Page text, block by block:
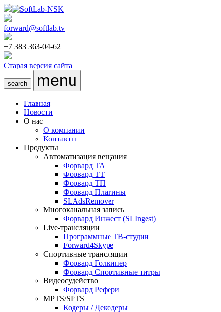
forward@softlab.tv
+7 383 363-04-62
Старая версия сайта
search menu
Главная
Новости
О нас
О компании
Контакты
Продукты
Автоматизация вещания
Форвард ТА
Форвард ТТ
Форвард ТП
Форвард Плагины
SLAdsRemover
Многоканальная запись
Форвард Инжест (SLIngest)
Live-трансляции
Программные ТВ-студии
Forward4Skype
Спортивные трансляции
Форвард Голкипер
Форвард Спортивные титры
Видеосудейство
Форвард Рефери
MPTS/SPTS
Кодеры / Декодеры